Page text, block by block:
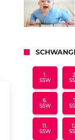
1.
SSW
6.
SSW
11.
SSW